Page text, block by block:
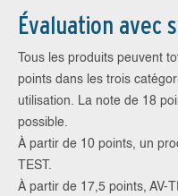
Évaluation avec
Tous les produits peuvent
points dans les trois
utilisation. La note de 18
possible.
À partir de 10 points, un
TEST.
À partir de 17,5 points, AV-